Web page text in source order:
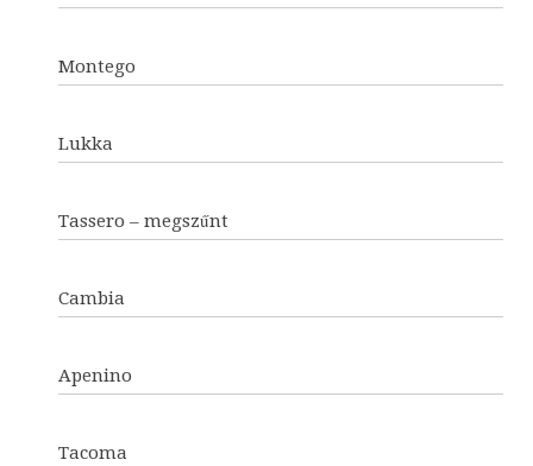
Montego
Lukka
Tassero – megszűnt
Cambia
Apenino
Tacoma